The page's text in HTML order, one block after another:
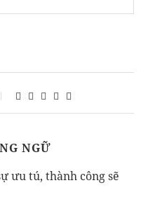
NGỮ
ưu tú, thành công sẽ